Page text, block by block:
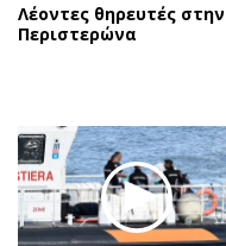
Λέοντες θηρευτές στην
Περιστερώνα